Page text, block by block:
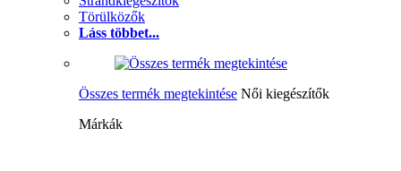
Törülközők
Láss többet...
Összes termék megtekintése Női kiegészítők
Márkák